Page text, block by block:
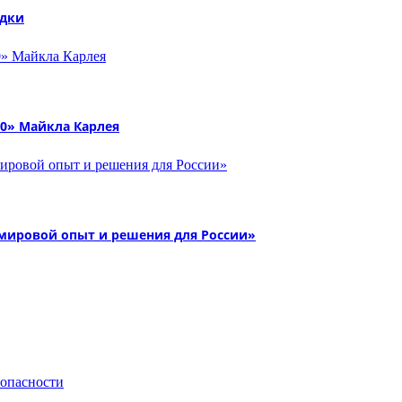
Майкла Карлея
опыт и решения для России»